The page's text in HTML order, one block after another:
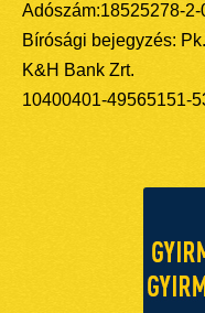
Adószám:18525278-2-
Bírósági bejegyzés:
K&H Bank Zrt.
10400401-49565151-